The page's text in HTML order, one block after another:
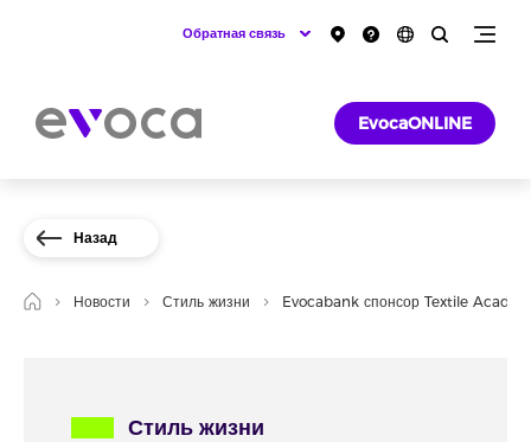
Обратная связь
EvocaONLINE
Назад
Новости Стиль жизни Evocabank спонсор Textile
Стиль жизни